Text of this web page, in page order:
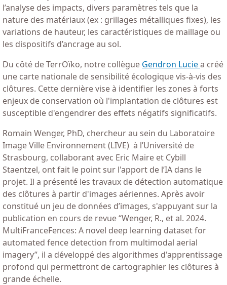
l’analyse des impacts, divers paramètres tels que la
nature des matériaux (ex : grillages métalliques fixes), les
variations de hauteur, les caractéristiques de maillage ou
les dispositifs d’ancrage au sol.
Du côté de TerrOïko, notre collègue Gendron Luciea créé
une carte nationale de sensibilité écologique vis-à-vis des
clôtures. Cette dernière vise à identifier les zones à forts
enjeux de conservation où l'implantation de clôtures est
susceptible d'engendrer des effets négatifs significatifs.
Romain Wenger, PhD, chercheur au sein du Laboratoire
Image Ville Environnement (LIVE) à l’Université de
Strasbourg, collaborant avec Eric Maire et Cybill
Staentzel, ont fait le point sur l'apport de l’IA dans le
projet. Il a présenté les travaux de détection automatique
des clôtures à partir d'images aériennes. Après avoir
constitué un jeu de données d’images, s'appuyant sur la
publication en cours de revue “Wenger, R., et al. 2024.
MultiFranceFences: A novel deep learning dataset for
automated fence detection from multimodal aerial
imagery”, il a développé des algorithmes d'apprentissage
profond qui permettront de cartographier les clôtures à
grande échelle.